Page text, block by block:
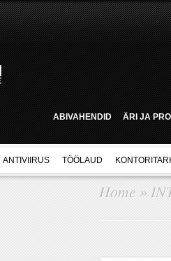
ABIVAHENDID ÄRI JA
ANTIVIIRUS TÖÖLAUD
Home »